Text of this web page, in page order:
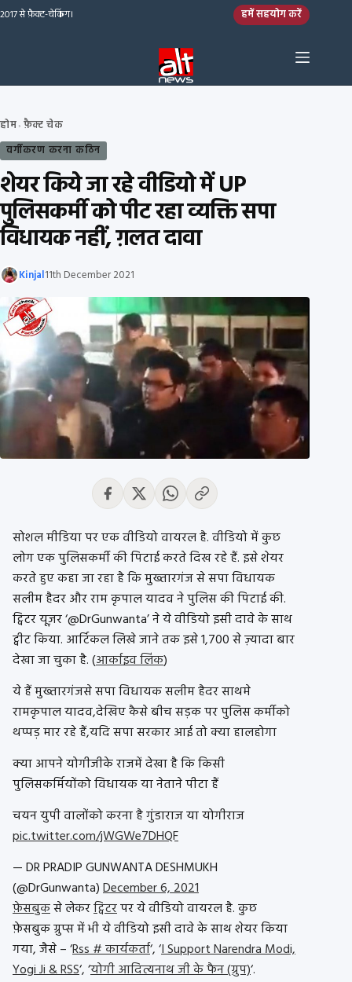
Skip to content
2017 से फ़ैक्ट-चेकिंग। हमें सहयोग करें
होम› फ़ैक्ट चेक
वर्गीकरण करना कठिन
शेयर किये जा रहे वीडियो में UP
पुलिसकर्मी को पीट रहा व्यक्ति सपा
विधायक नहीं, ग़लत दावा
Kinjal11th December 2021
सोशल मीडिया पर एक वीडियो वायरल है. वीडियो में कुछ
लोग एक पुलिसकर्मी की पिटाई करते दिख रहे हैं. इसे शेयर
करते हुए कहा जा रहा है कि मुख्तारगंज से सपा विधायक
सलीम हैदर और राम कृपाल यादव ने पुलिस की पिटाई की.
ट्विटर यूज़र ‘@DrGunwanta’ ने ये वीडियो इसी दावे के साथ
ट्वीट किया. आर्टिकल लिखे जाने तक इसे 1,700 से ज़्यादा बार
देखा जा चुका है. (आर्काइव लिंक)
ये हैं मुख्तारगंजसे सपा विधायक सलीम हैदर साथमे
रामकृपाल यादव,देखिए कैसे बीच सड़क पर पुलिस कर्मीको
थप्पड़ मार रहे हैं,यदि सपा सरकार आई तो क्या हालहोगा
क्या आपने योगीजीके राजमें देखा है कि किसी
पुलिसकर्मियोंको विधायक या नेताने पीटा हैं
चयन युपी वालोंको करना है गुंडाराज या योगीराज
pic.twitter.com/jWGWe7DHQF
— DR PRADIP GUNWANTA DESHMUKH
(@DrGunwanta)December 6, 2021
फ़ेसबुकसे लेकरट्विटरपर ये वीडियो वायरल है. कुछ
फ़ेसबुक ग्रुप्स में भी ये वीडियो इसी दावे के साथ शेयर किया
गया, जैसे – ‘Rss # कार्यकर्ता‘, ‘I Support Narendra Modi,
Yogi Ji & RSS‘, ‘योगी आदित्यनाथ जी के फैन (ग्रुप)‘.